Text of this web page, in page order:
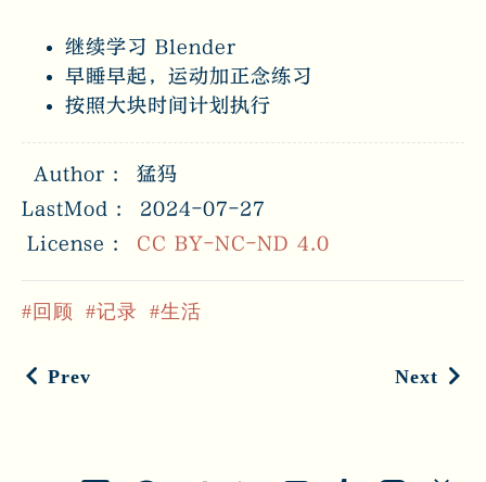
继续学习 Blender
早睡早起，运动加正念练习
按照大块时间计划执行
Author
猛犸
LastMod
2024-07-27
License
CC BY-NC-ND 4.0
回顾 记录 生活
Prev Next